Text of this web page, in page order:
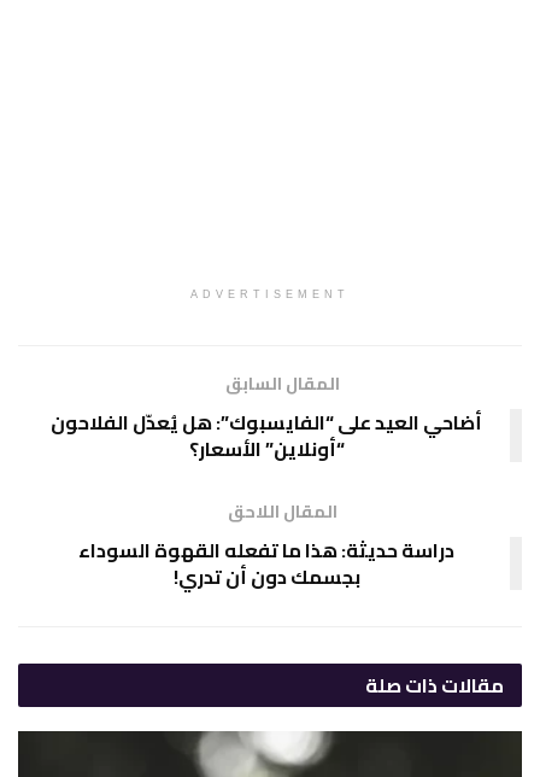
ADVERTISEMENT
المقال السابق
أضاحي العيد على “الفايسبوك”: هل يُعدّل الفلاحون
“أونلاين” الأسعار؟
المقال اللاحق
دراسة حديثة: هذا ما تفعله القهوة السوداء
بجسمك دون أن تدري!
مقالاتذات صلة